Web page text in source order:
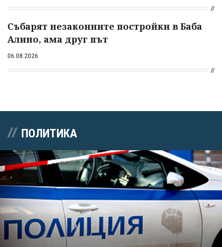
Събарят незаконните постройки в Баба
Алино, ама друг път
06.08.2026
ПОЛИТИКА